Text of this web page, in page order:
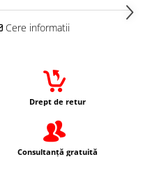
Cere informatii
Drept de retur
Consultanță gratuită